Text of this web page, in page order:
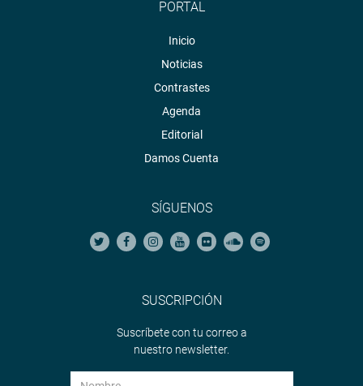
PORTAL
Inicio
Noticias
Contrastes
Agenda
Editorial
Damos Cuenta
SÍGUENOS
SUSCRIPCIÓN
Suscríbete con tu correo a
nuestro newsletter.